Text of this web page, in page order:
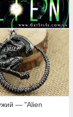
— "Alien